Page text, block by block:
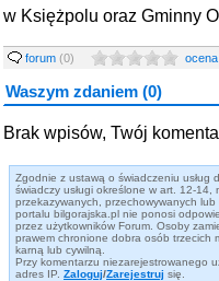
w Księżpolu oraz Gminny
forum (0) ocena
Waszym zdaniem (0)
Brak wpisów, Twój
Zgodnie z ustawą o świadczeniu usług
świadczy usługi określone w art. 12-
przekazywanych, przechowywanych
portalu bilgorajska.pl nie ponosi
przez użytkowników Forum. Osoby
prawem chronione dobra osób trzecich
karną lub cywilną.
Przy komentarzu niezarejestrowanego
adres IP. Zaloguj/Zarejestruj się.